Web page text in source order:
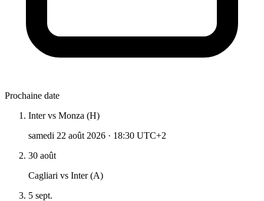
Prochaine date
Inter vs Monza (H)
samedi 22 août 2026 · 18:30 UTC+2
30 août
Cagliari vs Inter (A)
5 sept.